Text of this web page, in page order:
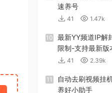
速养号
41 1.47k
10
最新YY频道IP解
限制-支持最新版
41 2.39k
11
自动去刷视频挂
养好小助手